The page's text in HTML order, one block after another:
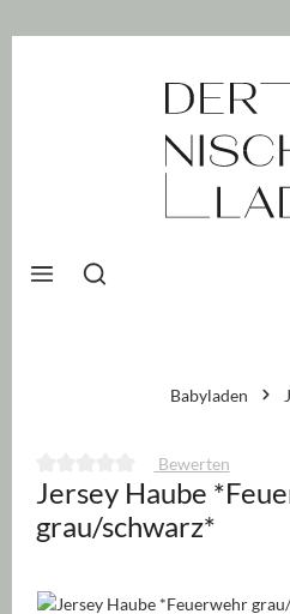
Babyladen
Durchschnittliche Bewertung von
Bewerten
Jersey Haube
grau/schwarz*
Bildergalerie überspringen